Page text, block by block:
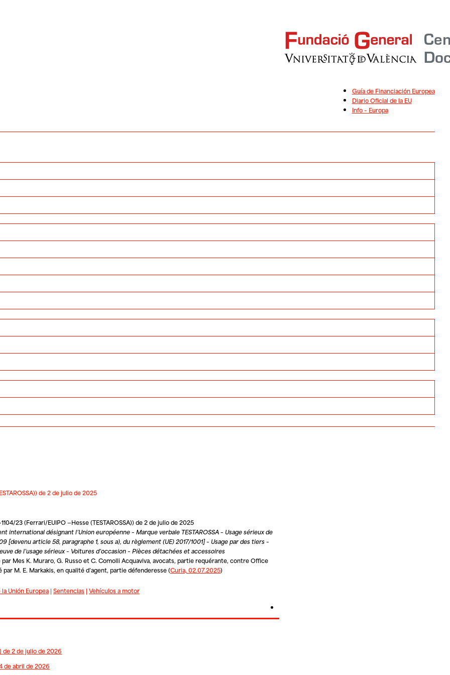
Guía de Financiación Europea
Diario Oficial de la EU
Info – Europa
de 2 de julio de 2025
23 (Ferrari/EUIPO —Hesse (TESTAROSSA)) de 2 de julio de 2025
désignant l’Union européenne – Marque verbale TESTAROSSA – Usage sérieux de
article 58, paragraphe 1, sous a), du règlement (UE) 2017/1001] – Usage par des tiers –
de l’usage sérieux – Voitures d’occasion – Pièces détachées et accessoires
Mes K. Muraro, G. Russo et C. Comolli Acquaviva, avocats, partie requérante, contreOffice
M. E. Markakis, en qualité d’agent, partie défenderesse(Curia, 02.07.2025)
Unión Europea| Sentencias| Vehículos a motor
de 2 de julio de 2026
de abril de 2026